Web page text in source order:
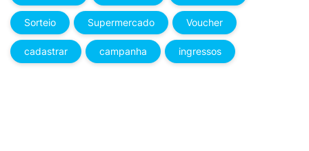
Sorteio Supermercado Voucher
cadastrar campanha ingressos